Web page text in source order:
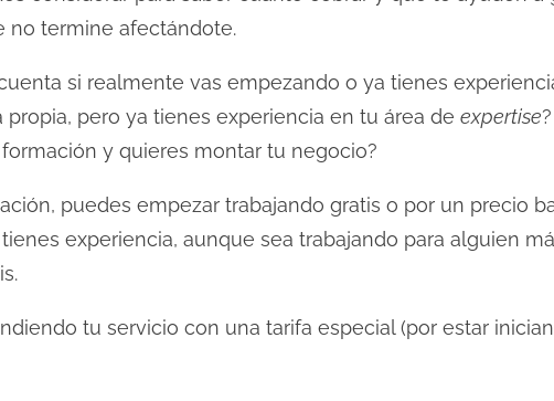
no termine afectándote.
si realmente vas empezando o ya tienes
pero ya tienes experiencia en tu área de expertise
y quieres montar tu negocio?
puedes empezar trabajando gratis o por un precio
experiencia, aunque sea trabajando para alguien
tu servicio con una tarifa especial (por estar